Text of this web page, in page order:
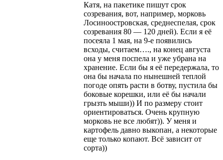
Катя, на пакетике пишут срок
созревания, вот, например, морковь
Лосиноостровская, среднеспелая, срок
созревания 80 — 120 дней). Если я её
посеяла 1 мая, на 9-е появились
всходы, считаем…., на конец августа
она у меня поспела и уже убрана на
хранение. Если бы я её передержала, то
она бы начала по нынешней теплой
погоде опять расти в ботву, пустила бы
боковые корешки, или её бы начали
грызть мыши)) И по размеру стоит
ориентироваться. Очень крупную
морковь не все любят)). У меня и
картофель давно выкопан, а некоторые
еще только копают. Всё зависит от
сорта))